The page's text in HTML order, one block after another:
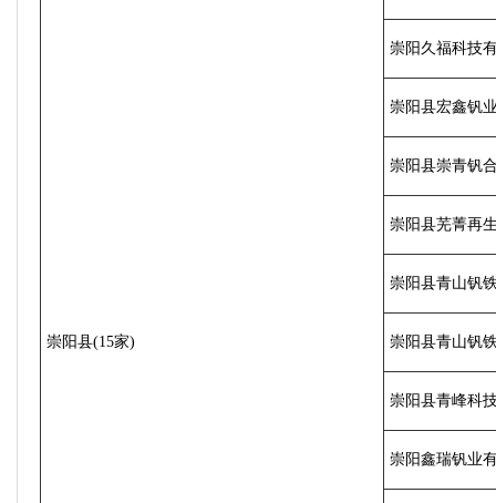
崇阳县(15家)
崇阳久福科技
崇阳县宏鑫钒
崇阳县崇青钒
崇阳县芜菁再
崇阳县青山钒
崇阳县青山钒
崇阳县青峰科
崇阳鑫瑞钒业